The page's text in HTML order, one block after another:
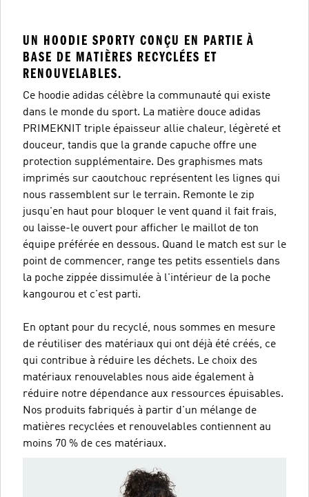
UN HOODIE SPORTY CONÇU EN PARTIE À
BASE DE MATIÈRES RECYCLÉES ET
RENOUVELABLES.
Ce hoodie adidas célèbre la communauté qui existe
dans le monde du sport. La matière douce adidas
PRIMEKNIT triple épaisseur allie chaleur, légèreté et
douceur, tandis que la grande capuche offre une
protection supplémentaire. Des graphismes mats
imprimés sur caoutchouc représentent les lignes qui
nous rassemblent sur le terrain. Remonte le zip
jusqu'en haut pour bloquer le vent quand il fait frais,
ou laisse-le ouvert pour afficher le maillot de ton
équipe préférée en dessous. Quand le match est sur le
point de commencer, range tes petits essentiels dans
la poche zippée dissimulée à l'intérieur de la poche
kangourou et c'est parti.
En optant pour du recyclé, nous sommes en mesure
de réutiliser des matériaux qui ont déjà été créés, ce
qui contribue à réduire les déchets. Le choix des
matériaux renouvelables nous aide également à
réduire notre dépendance aux ressources épuisables.
Nos produits fabriqués à partir d'un mélange de
matières recyclées et renouvelables contiennent au
moins 70 % de ces matériaux.